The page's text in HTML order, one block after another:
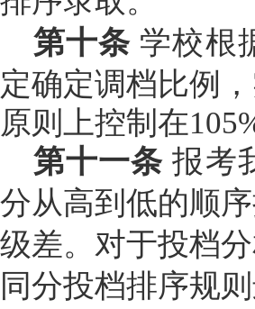
第十条 学校根
定确定调档比例
原则上控制在
第十一条 报考
分从高到低的顺
级差。对于投档
同分投档排序规